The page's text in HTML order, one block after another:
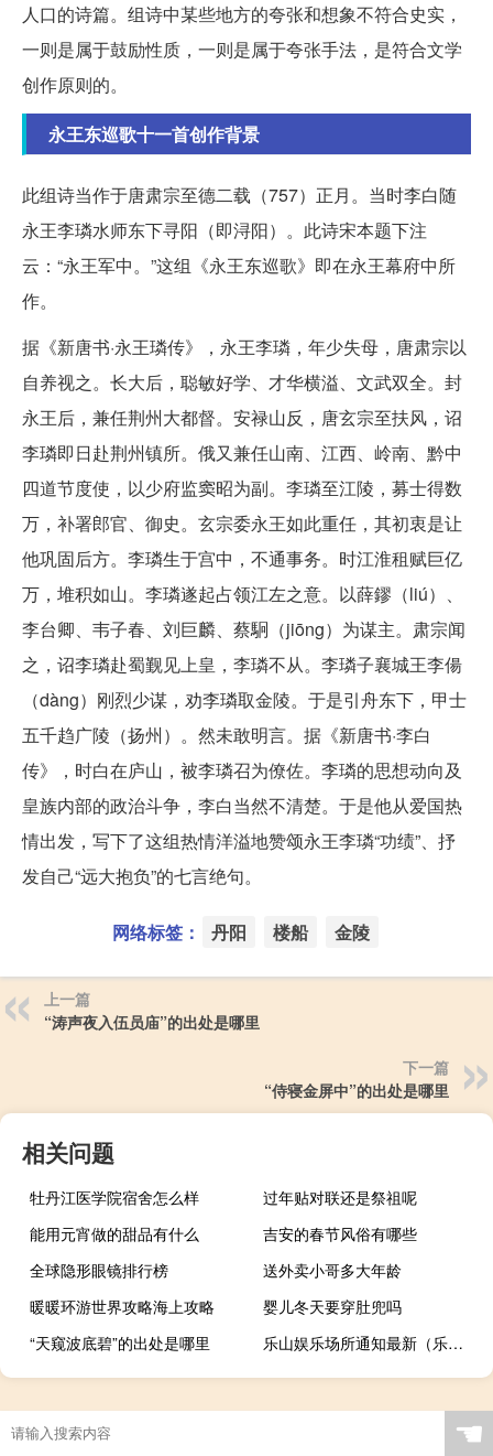
人口的诗篇。组诗中某些地方的夸张和想象不符合史实，
一则是属于鼓励性质，一则是属于夸张手法，是符合文学
创作原则的。
永王东巡歌十一首创作背景
此组诗当作于唐肃宗至德二载（757）正月。当时李白随
永王李璘水师东下寻阳（即浔阳）。此诗宋本题下注
云：“永王军中。”这组《永王东巡歌》即在永王幕府中所
作。
据《新唐书·永王璘传》，永王李璘，年少失母，唐肃宗以
自养视之。长大后，聪敏好学、才华横溢、文武双全。封
永王后，兼任荆州大都督。安禄山反，唐玄宗至扶风，诏
李璘即日赴荆州镇所。俄又兼任山南、江西、岭南、黔中
四道节度使，以少府监窦昭为副。李璘至江陵，募士得数
万，补署郎官、御史。玄宗委永王如此重任，其初衷是让
他巩固后方。李璘生于宫中，不通事务。时江淮租赋巨亿
万，堆积如山。李璘遂起占领江左之意。以薛鏐（liú）、
李台卿、韦子春、刘巨麟、蔡駉（jiōng）为谋主。肃宗闻
之，诏李璘赴蜀觐见上皇，李璘不从。李璘子襄城王李偒
（dàng）刚烈少谋，劝李璘取金陵。于是引舟东下，甲士
五千趋广陵（扬州）。然未敢明言。据《新唐书·李白
传》，时白在庐山，被李璘召为僚佐。李璘的思想动向及
皇族内部的政治斗争，李白当然不清楚。于是他从爱国热
情出发，写下了这组热情洋溢地赞颂永王李璘“功绩”、抒
发自己“远大抱负”的七言绝句。
网络标签： 丹阳 楼船 金陵
上一篇
“涛声夜入伍员庙”的出处是哪里
下一篇
“侍寝金屏中”的出处是哪里
相关问题
牡丹江医学院宿舍怎么样
过年贴对联还是祭祖呢
能用元宵做的甜品有什么
吉安的春节风俗有哪些
全球隐形眼镜排行榜
送外卖小哥多大年龄
暖暖环游世界攻略海上攻略
婴儿冬天要穿肚兜吗
“天窥波底碧”的出处是哪里
乐山娱乐场所通知最新（乐山娱乐）
☚